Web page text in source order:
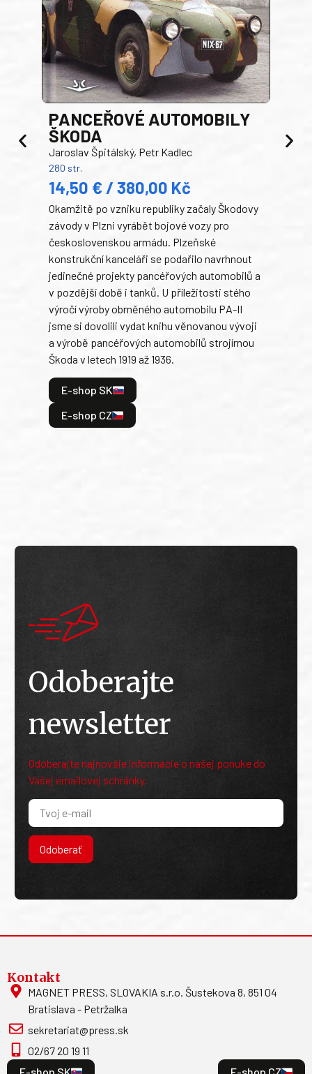
PANCEŘOVÉ AUTOMOBILY
ŠKODA
Jaroslav Špitálský, Petr Kadlec
280 str.
14,50 € / 380,00 Kč
Okamžitě po vzniku republiky začaly Škodovy
závody v Plzni vyrábět bojové vozy pro
československou armádu. Plzeňské
konstrukční kanceláři se podařilo navrhnout
jedinečné projekty pancéřových automobilů a
v pozdější době i tanků. U příležitosti stého
výročí výroby obrněného automobilu PA-II
jsme si dovolili vydat knihu věnovanou vývoji
a výrobě pancéřových automobilů strojírnou
Škoda v letech 1919 až 1936.
E-shop SK
E-shop CZ
Odoberajte
newsletter
Odoberajte najnovšie informácie o našej ponuke do
Vašej emailovej schránky.
Odoberať
Kontakt
MAGNET PRESS, SLOVAKIA s.r.o. Šustekova 8, 851 04
Bratislava - Petržalka
sekretariat@press.sk
02/67 20 19 11